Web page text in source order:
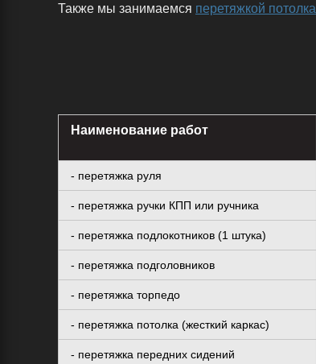
Также мы занимаемся перетяжкой потолка
Наименование работ
- перетяжка руля
- перетяжка ручки КПП или ручника
- перетяжка подлокотников (1 штука)
- перетяжка подголовников
- перетяжка торпедо
- перетяжка потолка (жесткий каркас)
- перетяжка передних сидений